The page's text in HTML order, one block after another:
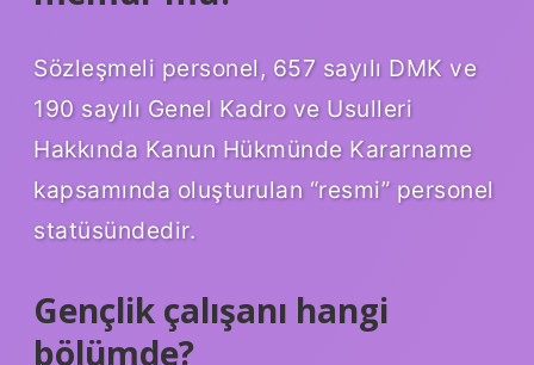
Sözleşmeli personel, 657 sayılı DMK ve
190 sayılı Genel Kadro ve Usulleri
Hakkında Kanun Hükmünde Kararname
kapsamında oluşturulan “resmi” personel
statüsündedir.
Gençlik çalışanı hangi
bölümde?